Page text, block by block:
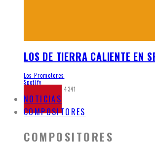
LOS DE TIERRA CALIENTE EN
Los Promotores
Spotify
4341
NOTICIAS
COMPOSITORES
COMPOSITORES